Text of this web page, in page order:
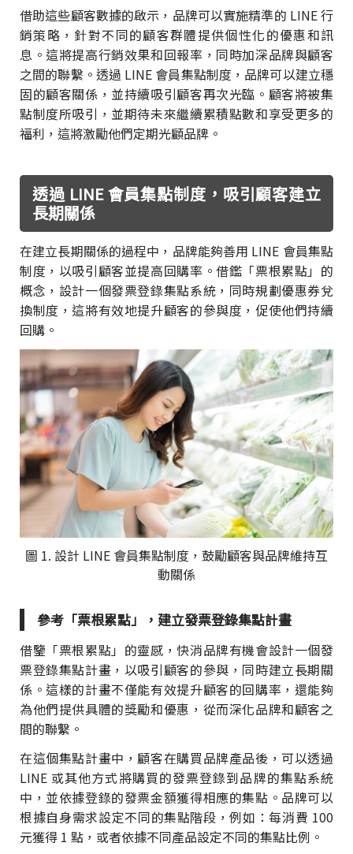
借助這些顧客數據的啟示，品牌可以實施精準的 LINE 行
銷策略，針對不同的顧客群體提供個性化的優惠和訊
息。這將提高行銷效果和回報率，同時加深品牌與顧客
之間的聯繫。透過 LINE 會員集點制度，品牌可以建立穩
固的顧客關係，並持續吸引顧客再次光臨。顧客將被集
點制度所吸引，並期待未來繼續累積點數和享受更多的
福利，這將激勵他們定期光顧品牌。
透過 LINE 會員集點制度，吸引顧客建立
長期關係
在建立長期關係的過程中，品牌能夠善用 LINE 會員集點
制度，以吸引顧客並提高回購率。借鑑「票根累點」的
概念，設計一個發票登錄集點系統，同時規劃優惠券兌
換制度，這將有效地提升顧客的參與度，促使他們持續
回購。
圖 1. 設計 LINE 會員集點制度，鼓勵顧客與品牌維持互
動關係
參考「票根累點」，建立發票登錄集點計畫
借鑒「票根累點」的靈感，快消品牌有機會設計一個發
票登錄集點計畫，以吸引顧客的參與，同時建立長期關
係。這樣的計畫不僅能有效提升顧客的回購率，還能夠
為他們提供具體的獎勵和優惠，從而深化品牌和顧客之
間的聯繫。
在這個集點計畫中，顧客在購買品牌產品後，可以透過
LINE 或其他方式將購買的發票登錄到品牌的集點系統
中，並依據登錄的發票金額獲得相應的集點。品牌可以
根據自身需求設定不同的集點階段，例如：每消費 100
元獲得 1 點，或者依據不同產品設定不同的集點比例。